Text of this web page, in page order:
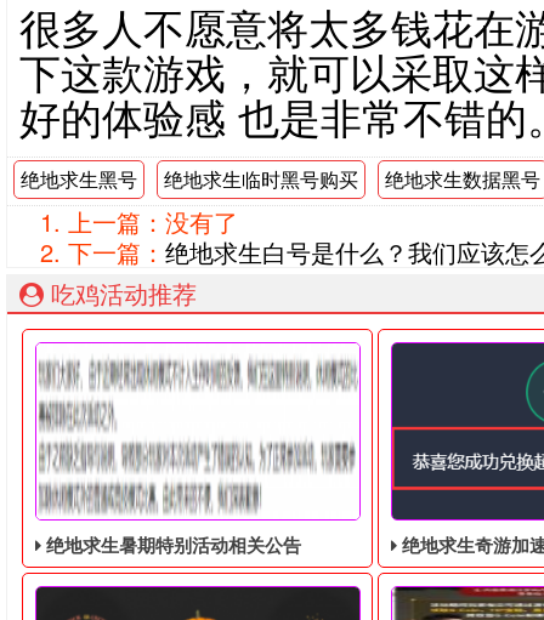
很多人不愿意将太多钱花在
下这款游戏，就可以采取这
好的体验感 也是非常不错的
绝地求生黑号 绝地求生临时黑号购买 绝地求生数据黑号
上一篇：没有了
下一篇： 绝地求生白号是什么？我们应该怎
吃鸡活动推荐
绝地求生暑期特别活动相关公告 绝地求生奇游加速器免